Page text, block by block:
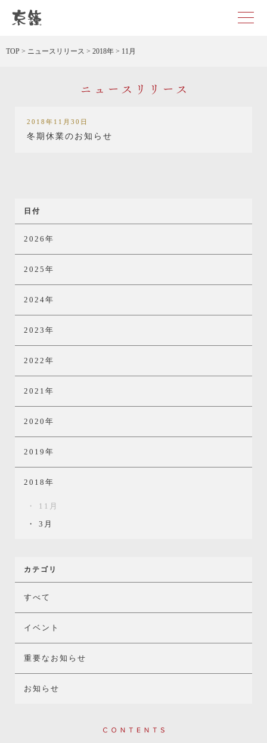
TOP > ニュースリリース > 2018年 > 11月
2018年11月30日
冬期休業のお知らせ
日付
2026年
2025年
2024年
2023年
2022年
2021年
2020年
2019年
2018年
11月
3月
カテゴリ
すべて
イベント
重要なお知らせ
お知らせ
Contents